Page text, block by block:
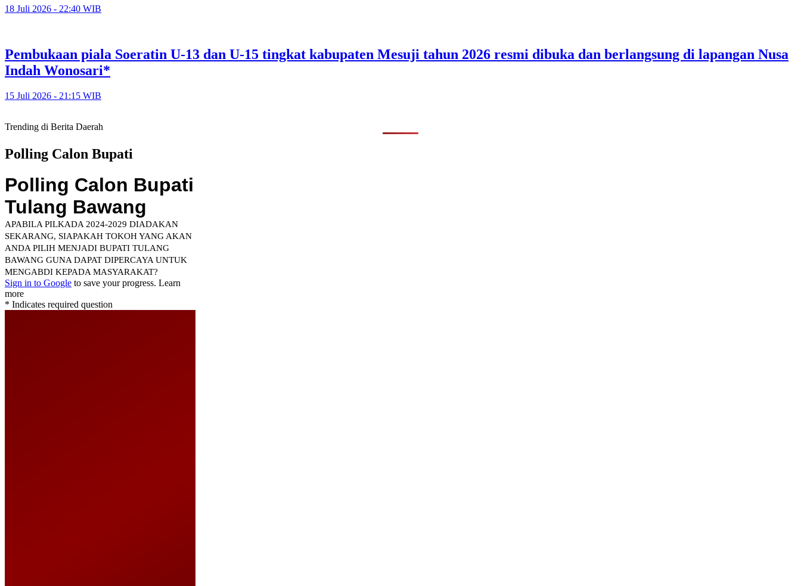
18 Juli 2026 - 22:40 WIB
Pembukaan piala Soeratin U-13 dan U-15 tingkat kabupaten Mesuji tahun 2026 resmi dibuka dan berlangsung di lapangan Nusa
Indah Wonosari*
15 Juli 2026 - 21:15 WIB
Trending di Berita Daerah
Polling Calon Bupati